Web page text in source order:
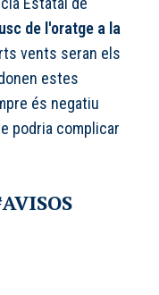
de l'oratge a la
vents seran els
estes
és negatiu
podria complicar